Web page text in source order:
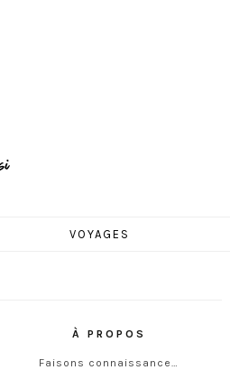
VOYAGES
À PROPOS
Faisons connaissance…